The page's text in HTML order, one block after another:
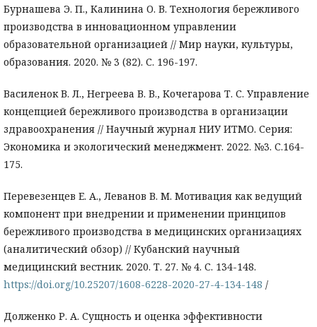
Бурнашева Э. П., Калинина О. В. Технология бережливого
производства в инновационном управлении
образовательной организацией // Мир науки, культуры,
образования. 2020. № 3 (82). С. 196-197.
Василенок В. Л., Негреева В. В., Кочегарова Т. С. Управление
концепцией бережливого производства в организации
здравоохранения // Научный журнал НИУ ИТМО. Серия:
Экономика и экологический менеджмент. 2022. №3. С.164-
175.
Перевезенцев Е. А., Леванов В. М. Мотивация как ведущий
компонент при внедрении и применении принципов
бережливого производства в медицинских организациях
(аналитический обзор) // Кубанский научный
медицинский вестник. 2020. Т. 27. № 4. С. 134-148.
https://doi.org/10.25207/1608-6228-2020-27-4-134-148 /
Долженко Р. А. Сущность и оценка эффективности